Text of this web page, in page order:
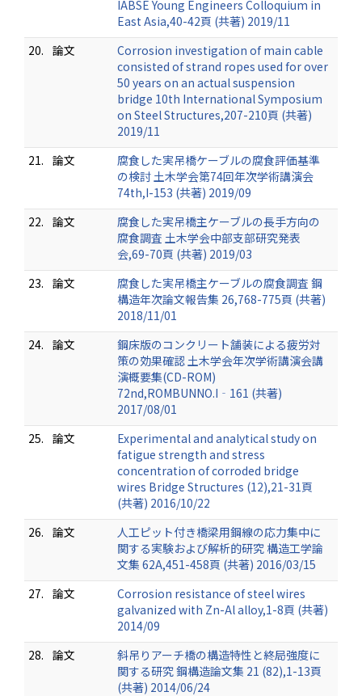
IABSE Young Engineers Colloquium in
East Asia,40-42頁 (共著) 2019/11
20. 論文
Corrosion investigation of main cable
consisted of strand ropes used for over
50 years on an actual suspension
bridge 10th International Symposium
on Steel Structures,207-210頁 (共著)
2019/11
21. 論文
腐食した実吊橋ケーブルの腐食評価基準
の検討 土木学会第74回年次学術講演会
74th,I-153 (共著) 2019/09
22. 論文
腐食した実吊橋主ケーブルの長手方向の
腐食調査 土木学会中部支部研究発表
会,69-70頁 (共著) 2019/03
23. 論文
腐食した実吊橋主ケーブルの腐食調査 鋼
構造年次論文報告集 26,768-775頁 (共著)
2018/11/01
24. 論文
鋼床版のコンクリート舗装による疲労対
策の効果確認 土木学会年次学術講演会講
演概要集(CD-ROM)
72nd,ROMBUNNO.I‐161 (共著)
2017/08/01
25. 論文
Experimental and analytical study on
fatigue strength and stress
concentration of corroded bridge
wires Bridge Structures (12),21-31頁
(共著) 2016/10/22
26. 論文
人工ピット付き橋梁用鋼線の応力集中に
関する実験および解析的研究 構造工学論
文集 62A,451-458頁 (共著) 2016/03/15
27. 論文
Corrosion resistance of steel wires
galvanized with Zn-Al alloy,1-8頁 (共著)
2014/09
28. 論文
斜吊りアーチ橋の構造特性と終局強度に
関する研究 鋼構造論文集 21 (82),1-13頁
(共著) 2014/06/24